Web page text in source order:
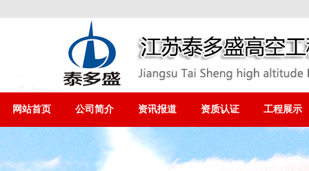
网站首页 公司简介 资讯报道 资质认证 工程展示